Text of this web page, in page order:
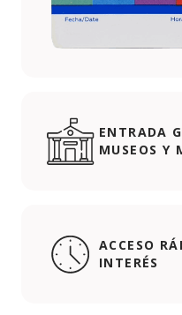
ENTRADA
MUSEOS Y
ACCESO
INTERÉS